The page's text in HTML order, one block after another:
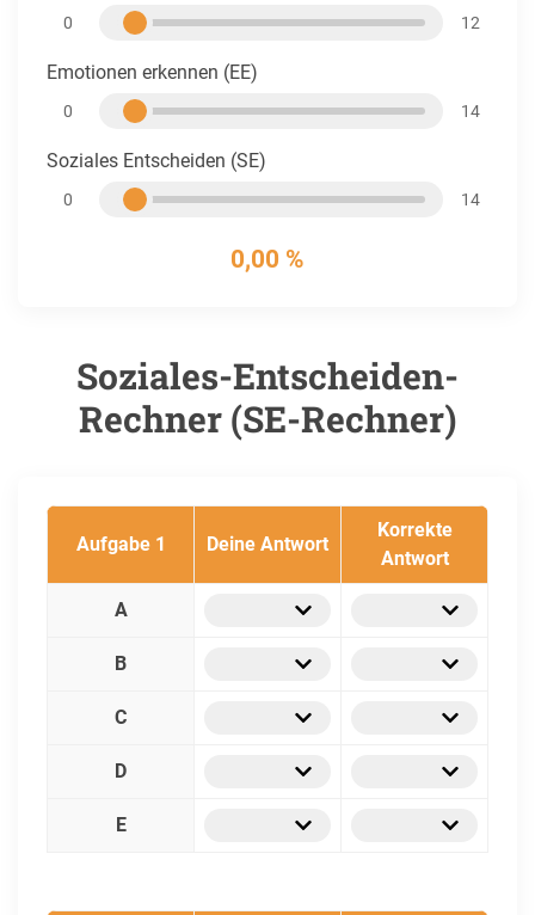
0 12
Emotionen erkennen (EE)
0 14
Soziales Entscheiden (SE)
0 14
0,00 %
Soziales-Entscheiden-
Rechner (SE-Rechner)
Aufgabe 1 Deine Antwort
Korrekte
Antwort
A
B
C
D
E